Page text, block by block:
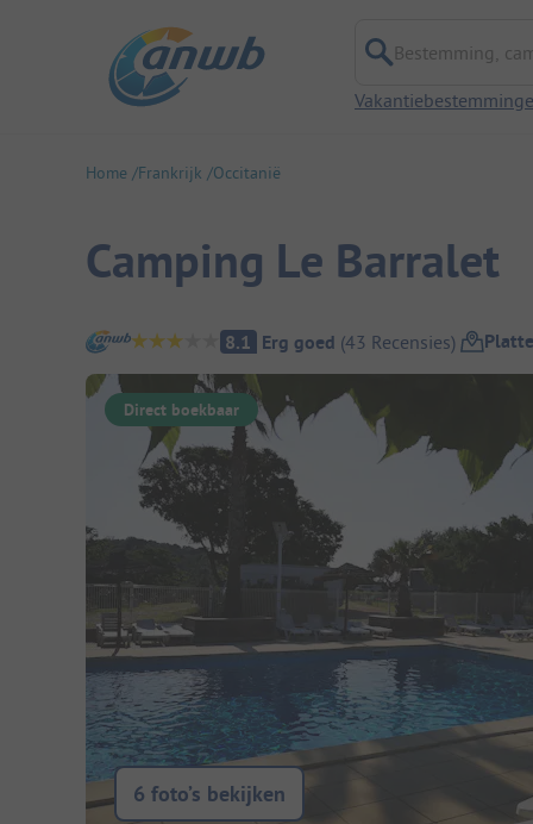
Bestemming,
Home Frankrijk Occitanië
Camping Le Barralet
Camping overzicht
8.1 Erg goed (43 Recensies)
Direct boekbaar
6 foto’s bekijken